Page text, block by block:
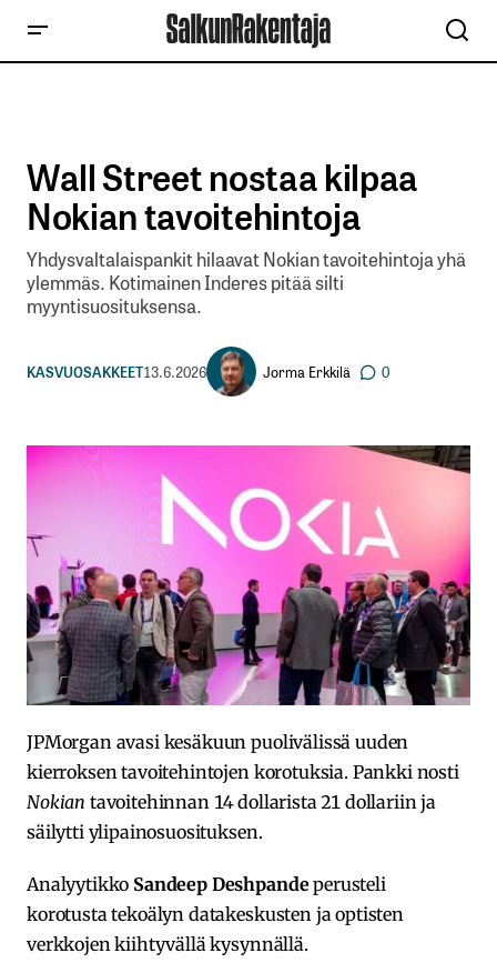
Wall Street nostaa kilpaa
Nokian tavoitehintoja
Yhdysvaltalaispankit hilaavat Nokian tavoitehintoja yhä
ylemmäs. Kotimainen Inderes pitää silti
myyntisuosituksensa.
KASVUOSAKKEET13.6.2026 Jorma Erkkilä 0
JPMorgan avasi kesäkuun puolivälissä uuden
kierroksen tavoitehintojen korotuksia. Pankki nosti
Nokian tavoitehinnan 14 dollarista 21 dollariin ja
säilytti ylipainosuosituksen.
Analyytikko Sandeep Deshpandeperusteli
korotusta tekoälyn datakeskusten ja optisten
verkkojen kiihtyvällä kysynnällä.